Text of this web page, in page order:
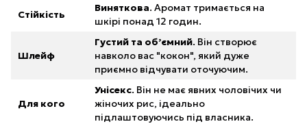
Стійкість
Виняткова. Аромат тримається на
шкірі понад 12 годин.
Шлейф
Густий та об’ємний. Він створює
навколо вас "кокон", який дуже
приємно відчувати оточуючим.
Для кого
Унісекс. Він не має явних чоловічих чи
жіночих рис, ідеально
підлаштовуючись під власника.